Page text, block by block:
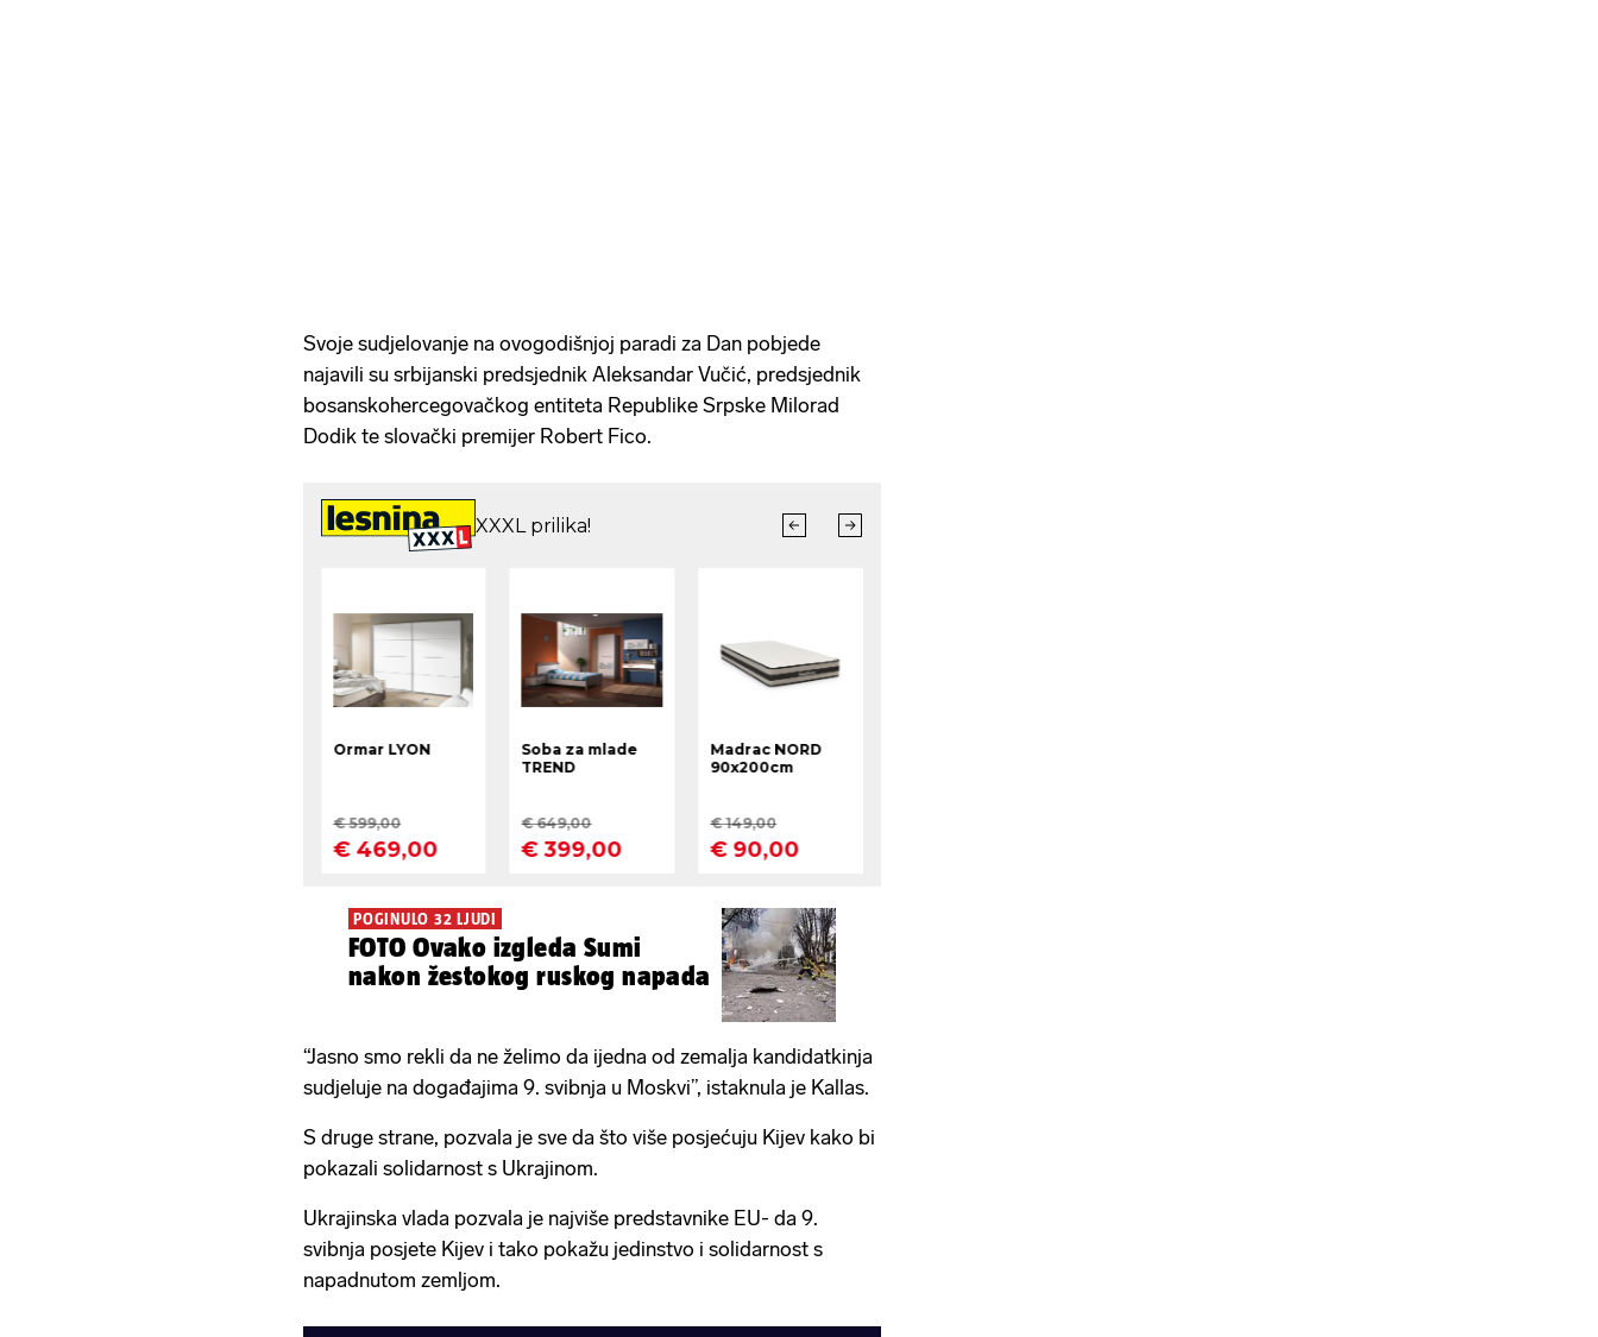
Svoje sudjelovanje na ovogodišnjoj paradi za Dan pobjede
najavili su srbijanski predsjednik Aleksandar Vučić, predsjednik
bosanskohercegovačkog entiteta Republike Srpske Milorad
Dodik te slovački premijer Robert Fico.
POGINULO 32 LJUDI
FOTO Ovako izgleda Sumi
nakon žestokog ruskog napada
“Jasno smo rekli da ne želimo da ijedna od zemalja kandidatkinja
sudjeluje na događajima 9. svibnja u Moskvi”, istaknula je Kallas.
S druge strane, pozvala je sve da što više posjećuju Kijev kako bi
pokazali solidarnost s Ukrajinom.
Ukrajinska vlada pozvala je najviše predstavnike EU- da 9.
svibnja posjete Kijev i tako pokažu jedinstvo i solidarnost s
napadnutom zemljom.